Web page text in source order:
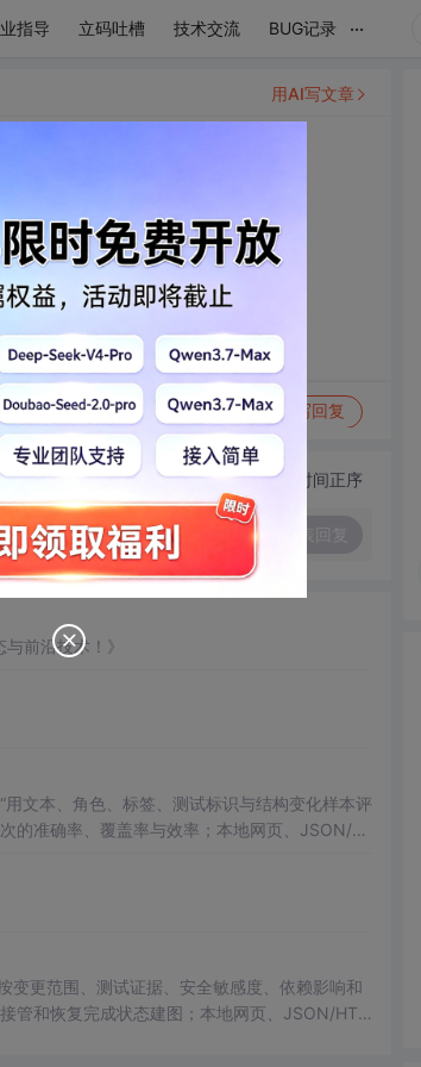
指导 立码吐槽 技术交流 BUG记录 ...
举报 写回复
用AI写文章
切换为时间正序
前沿技术！》
文本、角色、标签、测试标识与结构变化样本评
的准确率、覆盖率与效率；本地网页、JSON/H
审查和交付复核；Node.js 18+可直接运行，零
更范围、测试证据、安全敏感度、依赖影响和
管和恢复完成状态建图；本地网页、JSON/HTM